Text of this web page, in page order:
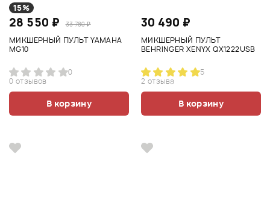
15%
28 550 ₽ 33 780 ₽
МИКШЕРНЫЙ ПУЛЬТ YAMAHA
MG10
0
0 отзывов
В корзину
30 490 ₽
МИКШЕРНЫЙ ПУЛЬТ
BEHRINGER XENYX QX1222USB
5
2 отзыва
В корзину